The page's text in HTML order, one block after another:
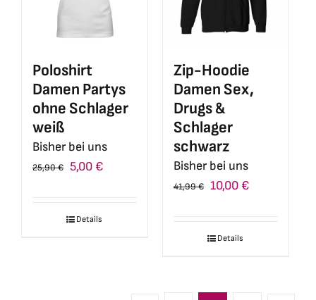
Poloshirt
Damen Partys
ohne Schlager
weiß
Bisher bei uns
25,90€
Ursprünglicher
25,90 €
5,00 €Aktueller
Details
Zip-Hoodie
Damen Sex,
Drugs &
Schlager
schwarz
Bisher bei uns
41,99€ Ursprünglicher
41,99 €
10,00 €Aktueller
Details